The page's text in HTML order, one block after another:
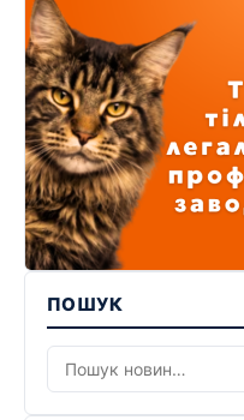
ПОШУК